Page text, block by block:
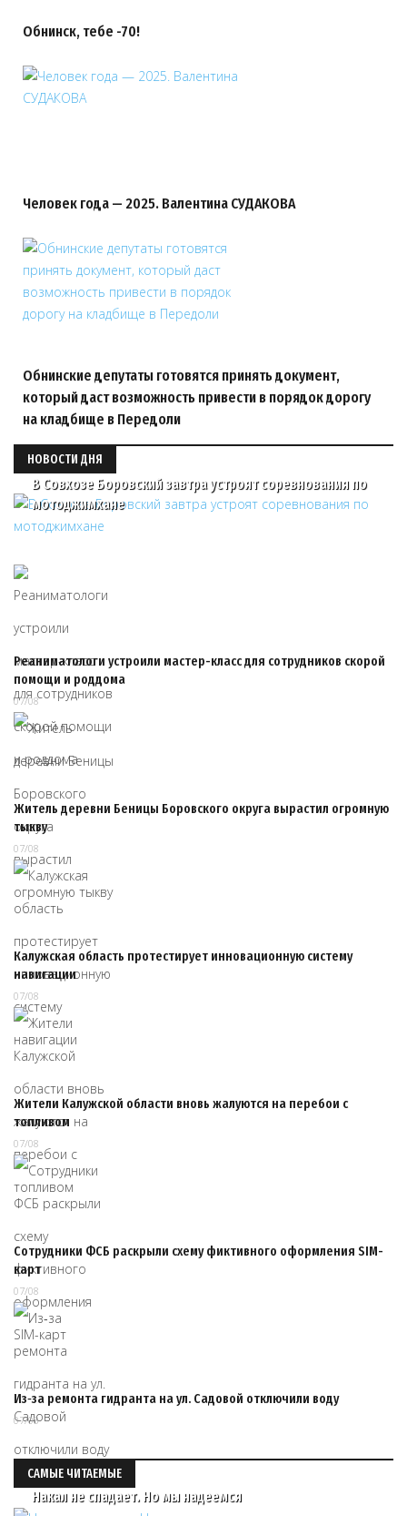
Обнинск, тебе -70!
Человек года — 2025. Валентина СУДАКОВА
Обнинские депутаты готовятся принять документ,
который даст возможность привести в порядок дорогу
на кладбище в Передоли
НОВОСТИ ДНЯ
В Совхозе Боровский завтра устроят соревнования по
мотоджимхане
Реаниматологи устроили мастер-класс для сотрудников скорой
помощи и роддома
07/08
Житель деревни Беницы Боровского округа вырастил огромную
тыкву
07/08
Калужская область протестирует инновационную систему
навигации
07/08
Жители Калужской области вновь жалуются на перебои с
топливом
07/08
Сотрудники ФСБ раскрыли схему фиктивного оформления SIM-
карт
07/08
Из‑за ремонта гидранта на ул. Садовой отключили воду
07/08
САМЫЕ ЧИТАЕМЫЕ
Накал не спадает. Но мы надеемся